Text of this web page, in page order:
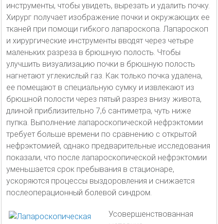
инструменты, чтобы увидеть, вырезать и удалить почку.
Хирург получает изображение почки и окружающих ее
тканей при помощи гибкого лапароскопа. Лапароскоп
и хирургические инструменты вводят через четыре
маленьких разреза в брюшную полость. Чтобы
улучшить визуализацию почки в брюшную полость
нагнетают углекислый газ. Как только почка удалена,
ее помещают в специальную сумку и извлекают из
брюшной полости через пятый разрез внизу живота,
длиной приблизительно 7,6 сантиметра, чуть ниже
пупка. Выполнение лапароскопической нефрэктомии
требует больше времени по сравнению с открытой
нефрэктомией, однако предварительные исследования
показали, что после лапароскопической нефрэктомии
уменьшается срок пребывания в стационаре,
ускоряются процессы выздоровления и снижается
послеоперационный болевой синдром.
Усовершенствованная